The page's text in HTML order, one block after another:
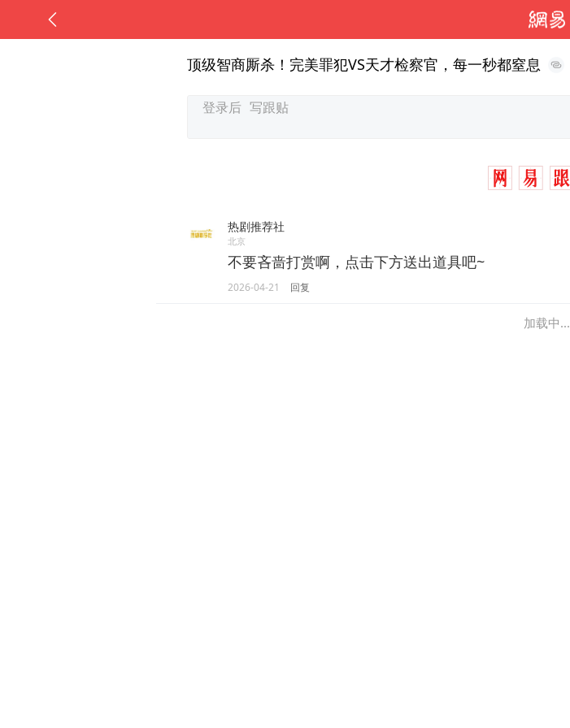
顶级智商厮杀！完美罪犯VS天才检察官，每一秒都窒息
热剧推荐社
北京
不要吝啬打赏啊，点击下方送出道具吧~
2026-04-21 回复
加载中...